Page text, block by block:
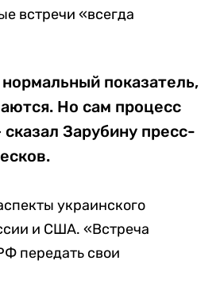
встречи «всегда
показатель,
Но сам процесс
Зарубину пресс-
украинского
и США. «Встреча
передать свои